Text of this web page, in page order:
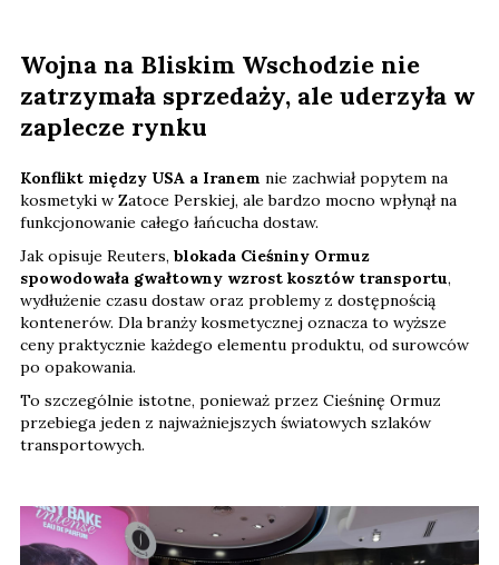
Wojna na Bliskim Wschodzie nie
zatrzymała sprzedaży, ale uderzyła w
zaplecze rynku
Konflikt między USA a Iranem nie zachwiał popytem na
kosmetyki w Zatoce Perskiej, ale bardzo mocno wpłynął na
funkcjonowanie całego łańcucha dostaw.
Jak opisuje Reuters, blokada Cieśniny Ormuz
spowodowała gwałtowny wzrost kosztów transportu,
wydłużenie czasu dostaw oraz problemy z dostępnością
kontenerów. Dla branży kosmetycznej oznacza to wyższe
ceny praktycznie każdego elementu produktu, od surowców
po opakowania.
To szczególnie istotne, ponieważ przez Cieśninę Ormuz
przebiega jeden z najważniejszych światowych szlaków
transportowych.